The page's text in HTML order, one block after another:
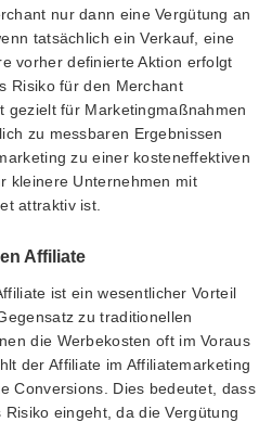
nur dann eine Vergütung an
tatsächlich ein Verkauf, eine
vorher definierte Aktion erfolgt
Risiko für den Merchant
gezielt für Marketingmaßnahmen
zu messbaren Ergebnissen
zu einer kosteneffektiven
kleinere Unternehmen mit
attraktiv ist.
Affiliate
ist ein wesentlicher Vorteil
zu traditionellen
die Werbekosten oft im Voraus
der Affiliate im Affiliatemarketing
Conversions. Dies bedeutet, dass
eingeht, da die Vergütung